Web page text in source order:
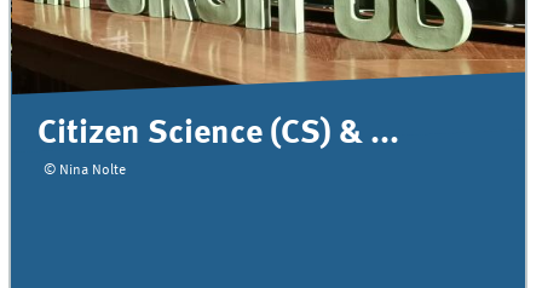
Citizen Science (CS) & ...
© Nina Nolte